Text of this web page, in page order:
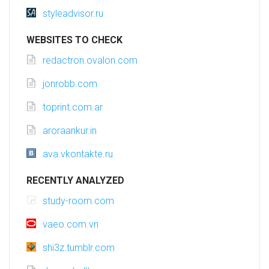
styleadvisor.ru
WEBSITES TO CHECK
redactron.ovalon.com
jonrobb.com
toprint.com.ar
aroraankur.in
ava.vkontakte.ru
RECENTLY ANALYZED
study-room.com
vaeo.com.vn
shi3z.tumblr.com